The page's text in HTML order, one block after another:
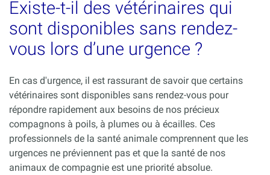
Existe-t-il des vétérinaires qui
sont disponibles sans rendez-
vous lors d’une urgence ?
En cas d'urgence, il est rassurant de savoir que certains
vétérinaires sont disponibles sans rendez-vous pour
répondre rapidement aux besoins de nos précieux
compagnons à poils, à plumes ou à écailles. Ces
professionnels de la santé animale comprennent que les
urgences ne préviennent pas et que la santé de nos
animaux de compagnie est une priorité absolue.